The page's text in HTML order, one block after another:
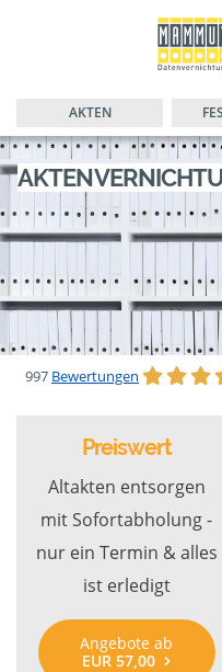
AKTEN
997 Bewertungen
Preiswert
Altakten entsorgen
mit Sofortabholung -
nur ein Termin & alles
ist erledigt
Angebote ab
EUR 57,00